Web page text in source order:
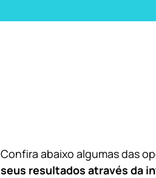
Confira abaixo algumas das
seus resultados através da